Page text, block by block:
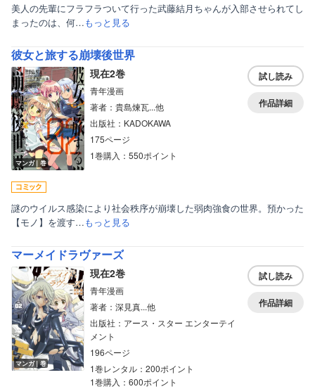
美人の先輩にフラフラついて行った武藤結月ちゃんが入部させられてし
まったのは、何…もっと見る
彼女と旅する崩壊後世界
マンガ｜巻
現在2巻
青年漫画
著者：貴島煉瓦...他
出版社：KADOKAWA
175ページ
1巻購入：550ポイント
試し読み
作品詳細
謎のウイルス感染により社会秩序が崩壊した弱肉強食の世界。預かった
【モノ】を渡す…もっと見る
マーメイドラヴァーズ
マンガ｜巻
現在2巻
青年漫画
著者：深見真...他
出版社：アース・スター エンターテイ
メント
196ページ
1巻レンタル：200ポイント
1巻購入：600ポイント
試し読み
作品詳細